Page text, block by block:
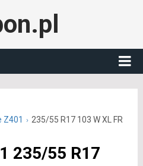
Z401 235/55 R17 103 W XL FR
235/55 R17